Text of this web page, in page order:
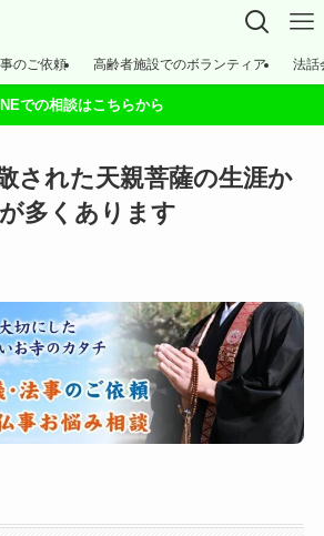
のご依頼 高齢者施設でのボランティア 法話
での相談はこちらから
された天親菩薩の生涯か
多くあります